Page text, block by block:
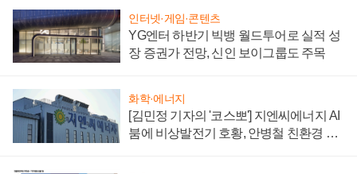
인터넷·게임·콘텐츠
YG엔터 하반기 빅뱅 월드투어로 실적 성
장 증권가 전망, 신인 보이그룹도 주목
화학·에너지
[김민정 기자의 '코스뽀'] 지엔씨에너지 AI
붐에 비상발전기 호황, 안병철 친환경 에